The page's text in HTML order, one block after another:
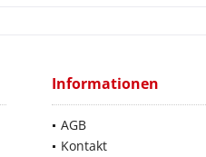
Informationen
AGB
Kontakt